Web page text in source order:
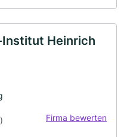
Heinrich
Firma bewerten